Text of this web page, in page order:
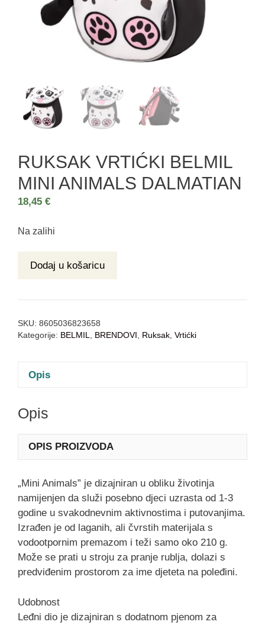
RUKSAK VRTIĆKI BELMIL
MINI ANIMALS DALMATIAN
18,45 €
Na zalihi
Dodaj u košaricu
SKU: 8605036823658
Kategorije: BELMIL, BRENDOVI , Ruksak, Vrtićki
Opis
Opis
OPIS PROIZVODA
„Mini Animals” je dizajniran u obliku životinja
namijenjen da služi posebno djeci uzrasta od 1-3
godine u svakodnevnim aktivnostima i putovanjima.
Izrađen je od laganih, ali čvrstih materijala s
vodootpornim premazom i teži samo oko 210 g.
Može se prati u stroju za pranje rublja, dolazi s
predviđenim prostorom za ime djeteta na poleđini.
Udobnost
Leđni dio je dizajniran s dodatnom pjenom za